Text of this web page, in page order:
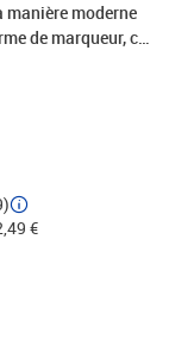
moderne
de marqueur, ce
l'encre acrylique
surface et garantir
une
garantit des
ainsi possible de
et laborieuses à
La
: les couleurs
possible
permanente en
€